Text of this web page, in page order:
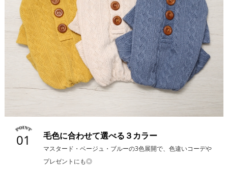
01 毛色に合わせて選べる３カラー
マスタード・ベージュ・ブルーの3色展開で、色違いコーデや
プレゼントにも◎